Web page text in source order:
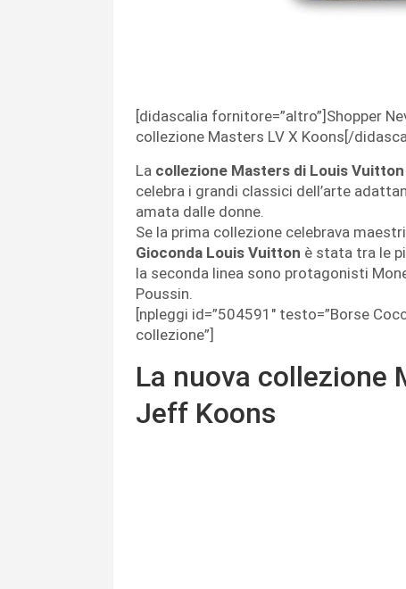
[didascalia fornitore=”altro”]Shopper
collezione Masters LV X Koons[/
La collezione Masters di Louis Vuitton
celebra i grandi classici dell’arte
amata dalle donne.
Se la prima collezione celebrava
Gioconda Louis Vuitton è stata tra le
la seconda linea sono protagonisti
Poussin.
[npleggi id=”504591″ testo=”Borse
collezione”]
La nuova collezione
Jeff Koons